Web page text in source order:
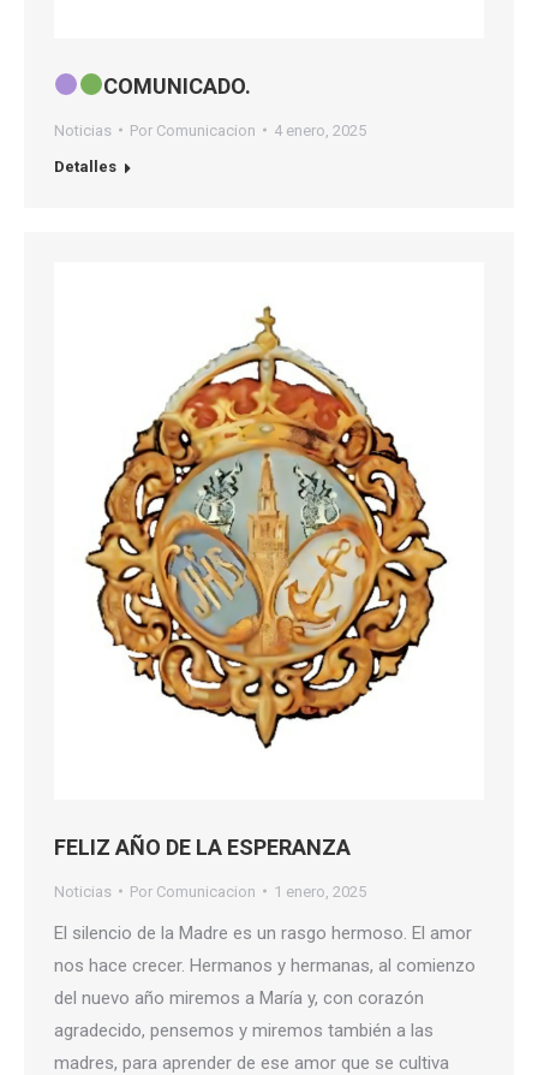
COMUNICADO.
Noticias Por Comunicacion
4 enero, 2025
Detalles
FELIZ AÑO DE LA ESPERANZA
Noticias Por Comunicacion 1 enero, 2025
El silencio de la Madre es un rasgo hermoso. El amor
nos hace crecer. Hermanos y hermanas, al comienzo
del nuevo año miremos a María y, con corazón
agradecido, pensemos y miremos también a las
madres, para aprender de ese amor que se cultiva